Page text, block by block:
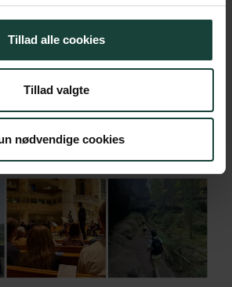
Tillad alle cookies
Tillad valgte
nødvendige cookies
er en del af højskoleopholdende
foråret – og en del af prisen.
på 14 uger rejser du